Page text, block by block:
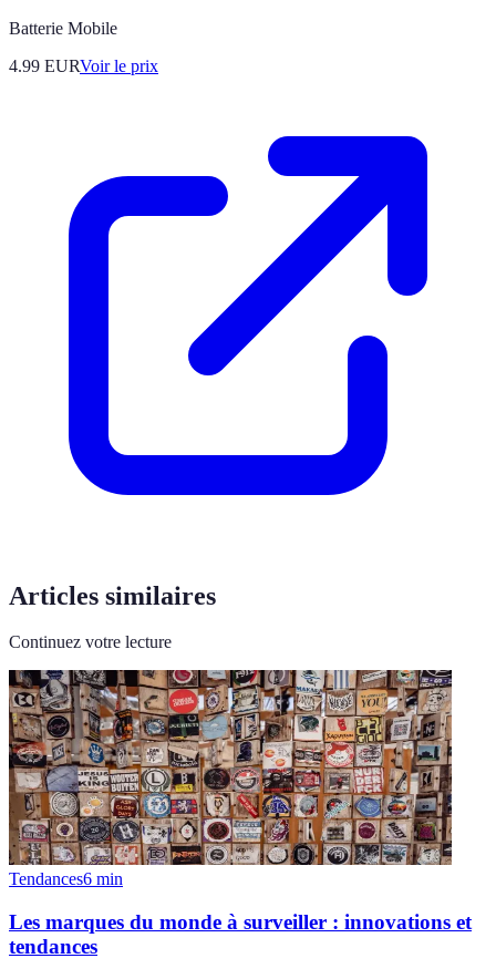
Batterie Mobile
4.99 EURVoir le prix
Articles similaires
Continuez votre lecture
Tendances6 min
Les marques du monde à surveiller : innovations et
tendances